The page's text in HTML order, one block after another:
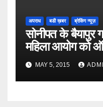
अपराध बडी ख़बर ब्रेकिंग न्यूज़
सोनीपत के बैयापुर
महिला आयोग को
MAY 5, 2015